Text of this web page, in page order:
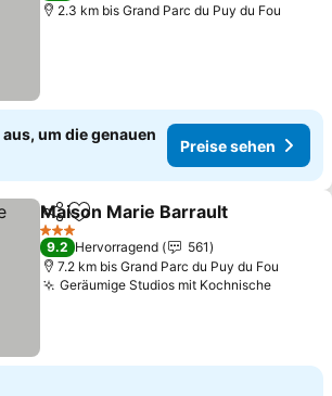
2.3 km bis Grand Parc du Puy du Fou
um die genauen
Preise sehen
TeilenZu Favoriten hinzufügen
Maison Marie Barrault
3 Sterne
9.2 Hervorragend
561
7.2 km bis Grand Parc du Puy du Fou
Geräumige Studios mit KochnischePreise